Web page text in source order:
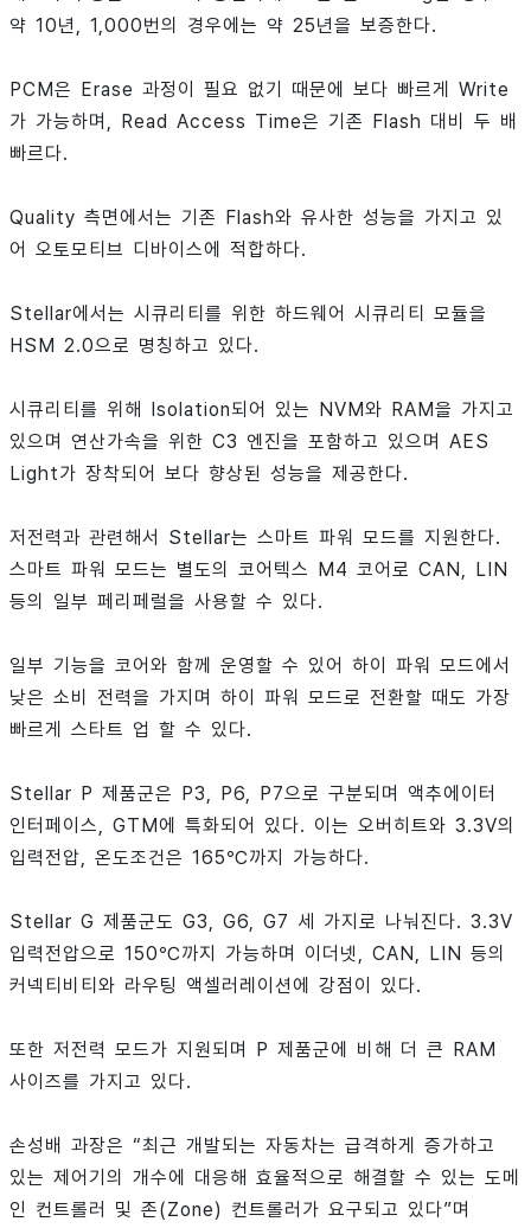
약 10년, 1,000번의 경우에는 약 25년을 보증한다.
PCM은 Erase 과정이 필요 없기 때문에 보다 빠르게 Write
가 가능하며, Read Access Time은 기존 Flash 대비 두 배
빠르다.
Quality 측면에서는 기존 Flash와 유사한 성능을 가지고 있
어 오토모티브 디바이스에 적합하다.
Stellar에서는 시큐리티를 위한 하드웨어 시큐리티 모듈을
HSM 2.0으로 명칭하고 있다.
시큐리티를 위해 Isolation되어 있는 NVM와 RAM을 가지고
있으며 연산가속을 위한 C3 엔진을 포함하고 있으며 AES
Light가 장착되어 보다 향상된 성능을 제공한다.
저전력과 관련해서 Stellar는 스마트 파워 모드를 지원한다.
스마트 파워 모드는 별도의 코어텍스 M4 코어로 CAN, LIN
등의 일부 페리페럴을 사용할 수 있다.
일부 기능을 코어와 함께 운영할 수 있어 하이 파워 모드에서
낮은 소비 전력을 가지며 하이 파워 모드로 전환할 때도 가장
빠르게 스타트 업 할 수 있다.
Stellar P 제품군은 P3, P6, P7으로 구분되며 액추에이터
인터페이스, GTM에 특화되어 있다. 이는 오버히트와 3.3V의
입력전압, 온도조건은 165℃까지 가능하다.
Stellar G 제품군도 G3, G6, G7 세 가지로 나눠진다. 3.3V
입력전압으로 150℃까지 가능하며 이더넷, CAN, LIN 등의
커넥티비티와 라우팅 액셀러레이션에 강점이 있다.
또한 저전력 모드가 지원되며 P 제품군에 비해 더 큰 RAM
사이즈를 가지고 있다.
손성배 과장은 “최근 개발되는 자동차는 급격하게 증가하고
있는 제어기의 개수에 대응해 효율적으로 해결할 수 있는 도메
인 컨트롤러 및 존(Zone) 컨트롤러가 요구되고 있다”며